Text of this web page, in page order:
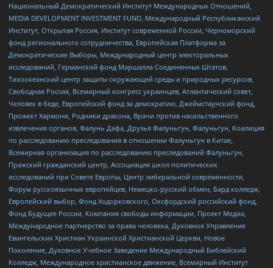
Национальный Демократический Институт Международных Отношений,
MEDIA DEVELOPMENT INVESTMENT FUND, Международный Республиканский
Институт, Открытая Россия, Институт современной России, Черноморский
фонд регионального сотрудничества, Европейская Платформа за
Демократические Выборы, Международный центр электоральных
исследований, Германский фонд Маршалла Соединенных Штатов,
Тихоокеанский центр защиты окружающей среды и природных ресурсов,
Свободная Россия, Всемирный конгресс украинцев, Атлантический совет,
Человек в беде, Европейский фонд за демократию, Джеймстаунский фонд,
Прожект Хармони, Родники дракона, Врачи против насильственного
извлечения органов, Фалунь Дафа, Друзья Фалуньгун, Фалуньгун, Коалиция
по расследованию преследования в отношении Фалуньгун в Китае,
Всемирная организация по расследованию преследований Фалуньгун,
Пражский гражданский центр, Ассоциация школ политических
исследований при Совете Европы, Центр либеральной современности,
Форум русскоязычных европейцев, Немецко-русский обмен, Бард колледж,
Европейский выбор, Фонд Ходорковского, Оксфордский российский фонд,
Фонд Будущее России, Компания свободы информации, Проект Медиа,
Международное партнерство за права человека, Духовное Управление
Евангельских Христиан Украинской Христианской Церкви, Новое
Поколение, Духовное Учебное Заведение Международный Библейский
Колледж, Международное христианское движение, Всемирный Институт